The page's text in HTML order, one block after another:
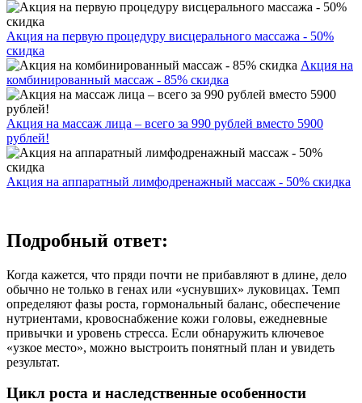
Акция на первую процедуру висцерального массажа - 50%
скидка
Акция на
комбинированный массаж - 85% скидка
Акция на массаж лица – всего за 990 рублей вместо 5900
рублей!
Акция на аппаратный лимфодренажный массаж - 50% скидка
Подробный ответ:
Когда кажется, что пряди почти не прибавляют в длине, дело
обычно не только в генах или «уснувших» луковицах. Темп
определяют фазы роста, гормональный баланс, обеспечение
нутриентами, кровоснабжение кожи головы, ежедневные
привычки и уровень стресса. Если обнаружить ключевое
«узкое место», можно выстроить понятный план и увидеть
результат.
Цикл роста и наследственные особенности